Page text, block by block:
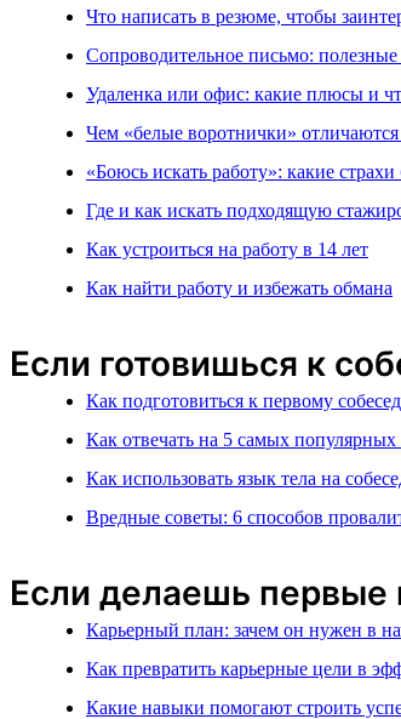
Что написать в резюме, чтобы
Сопроводительное письмо:
Удаленка или офис: какие плюсы и
Чем «белые воротнички»
«Боюсь искать работу»: какие
Где и как искать подходящую
Как устроиться на работу в 14 лет
Как найти работу и избежать обмана
Если готовишься к
Как подготовиться к первому
Как отвечать на 5 самых популярных
Как использовать язык тела на
Вредные советы: 6 способов
Если делаешь первые
Карьерный план: зачем он нужен в
Как превратить карьерные цели в
Какие навыки помогают строить